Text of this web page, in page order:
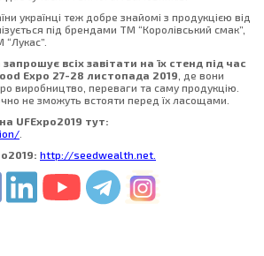
українці теж добре знайомі з продукцією від
під брендами ТМ “Королівський смак”,
всіх завітати на їх стенд під час
Expo 27-28 листопада 2019 , де вони
виробництво, переваги та саму продукцію.
не зможуть встояти перед їх ласощами.
UFExpo2019 тут:
http://seedwealth.net